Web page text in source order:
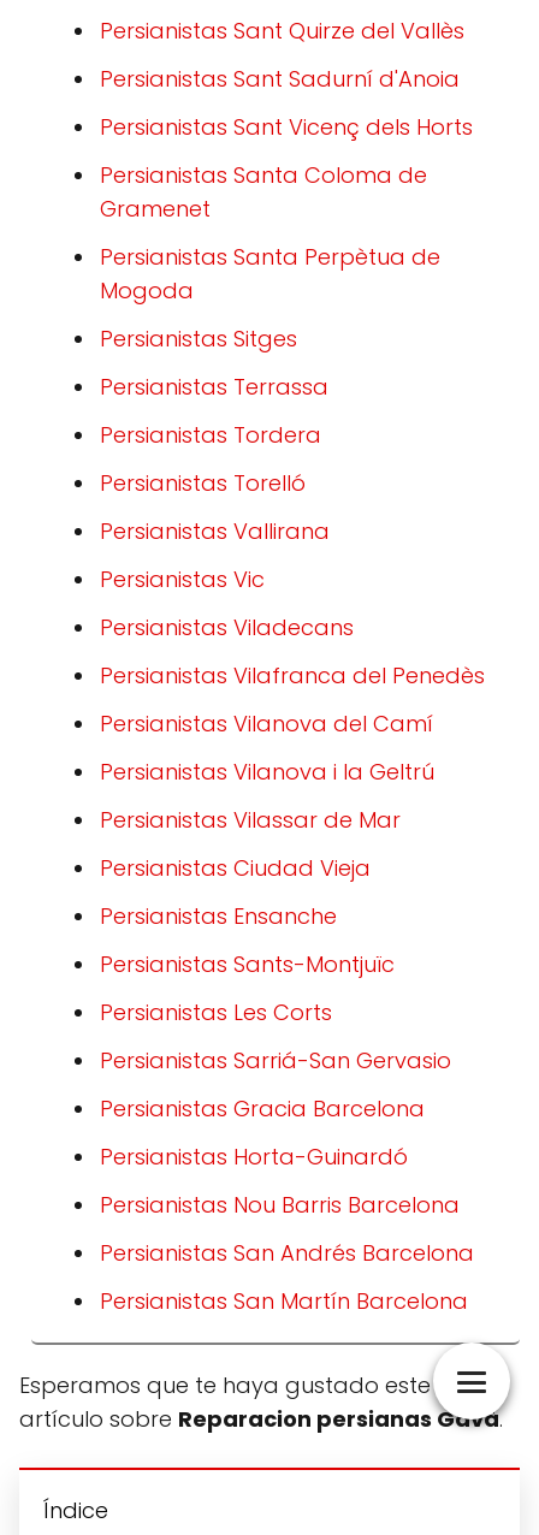
Persianistas Sant Quirze del Vallès
Persianistas Sant Sadurní d'Anoia
Persianistas Sant Vicenç dels Horts
Persianistas Santa Coloma de
Gramenet
Persianistas Santa Perpètua de
Mogoda
Persianistas Sitges
Persianistas Terrassa
Persianistas Tordera
Persianistas Torelló
Persianistas Vallirana
Persianistas Vic
Persianistas Viladecans
Persianistas Vilafranca del Penedès
Persianistas Vilanova del Camí
Persianistas Vilanova i la Geltrú
Persianistas Vilassar de Mar
Persianistas Ciudad Vieja
Persianistas Ensanche
Persianistas Sants-Montjuïc
Persianistas Les Corts
Persianistas Sarriá-San Gervasio
Persianistas Gracia Barcelona
Persianistas Horta-Guinardó
Persianistas Nou Barris Barcelona
Persianistas San Andrés Barcelona
Persianistas San Martín Barcelona
Esperamos que te haya gustado este
artículo sobre Reparacion persianas Gavà.
Índice